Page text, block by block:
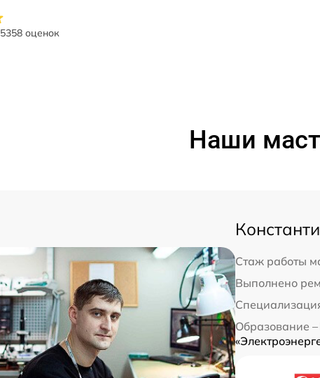
5358 оценок
Наши
Стаж работы
Выполнено
Образование –